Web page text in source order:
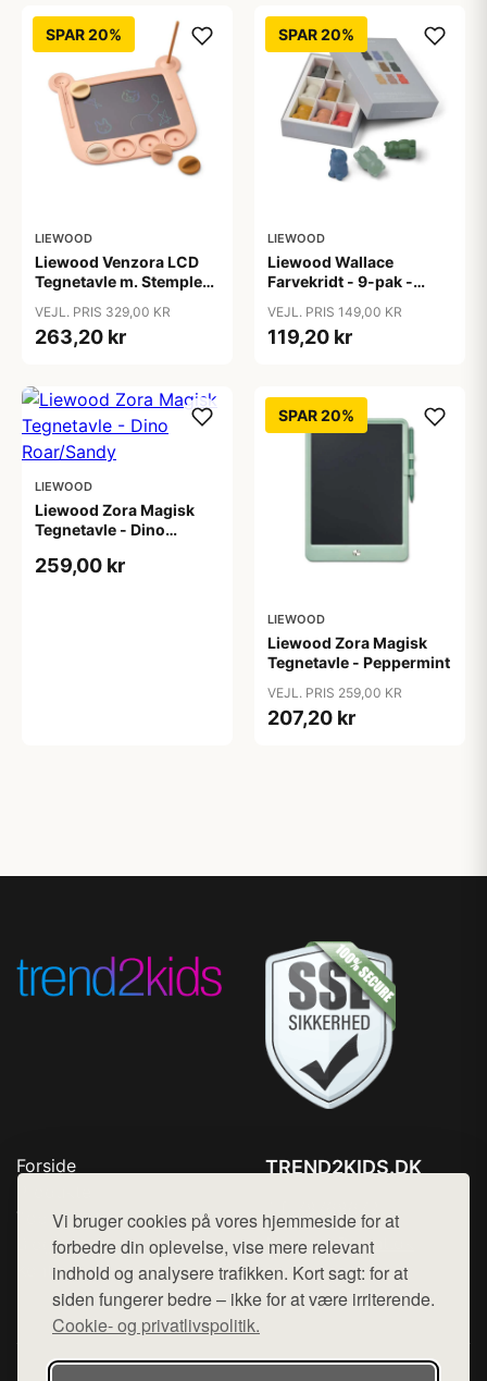
Vi bruger cookies på vores hjemmeside for at
forbedre din oplevelse, vise mere relevant
indhold og analysere trafikken. Kort sagt: for at
siden fungerer bedre – ikke for at være irriterende.
Cookie- og privatlivspolitik.
SPAR 20%
LIEWOOD
Liewood Venzora LCD
Tegnetavle m. Stempler -
VEJL. PRIS 329,00 KR
263,20 kr
SPAR 20%
LIEWOOD
Liewood Wallace
Farvekridt - 9-pak -
VEJL. PRIS 149,00 KR
119,20 kr
LIEWOOD
Liewood Zora Magisk
Tegnetavle - Dino
259,00 kr
SPAR 20%
LIEWOOD
Liewood Zora Magisk
Tegnetavle - Peppermint
VEJL. PRIS 259,00 KR
207,20 kr
Forside
Top Rabatter
Blog
Kontakt
TREND2KIDS.DK
Mail: hej@want.dk
Cookie- og privatlivspolitik